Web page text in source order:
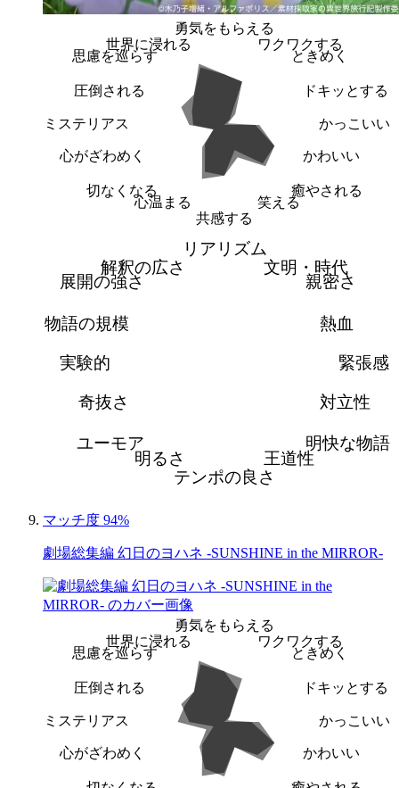
勇気をもらえる
ワクワクする
ときめく
ドキッとする
かっこいい
かわいい
癒やされる
笑える
共感する
心温まる
切なくなる
心がざわめく
ミステリアス
圧倒される
思慮を巡らす
世界に浸れる
リアリズム
文明・時代
親密さ
熱血
緊張感
対立性
明快な物語
王道性
テンポの良さ
明るさ
ユーモア
奇抜さ
実験的
物語の規模
展開の強さ
解釈の広さ
マッチ度 94%
劇場総集編 幻日のヨハネ -SUNSHINE in the MIRROR-
勇気をもらえる
ワクワクする
ときめく
ドキッとする
かっこいい
かわいい
心がざわめく
ミステリアス
圧倒される
思慮を巡らす
世界に浸れる